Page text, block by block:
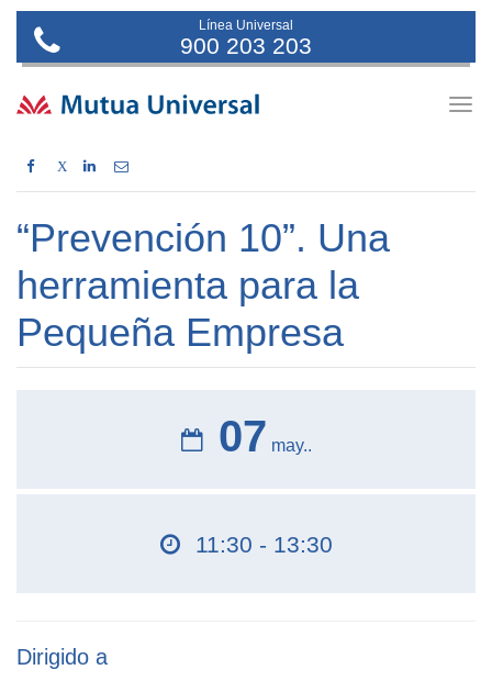
Línea Universal
900 203 203
X
“Prevención 10”. Una
herramienta para la
Pequeña Empresa
07 may..
11:30 - 13:30
Dirigido a